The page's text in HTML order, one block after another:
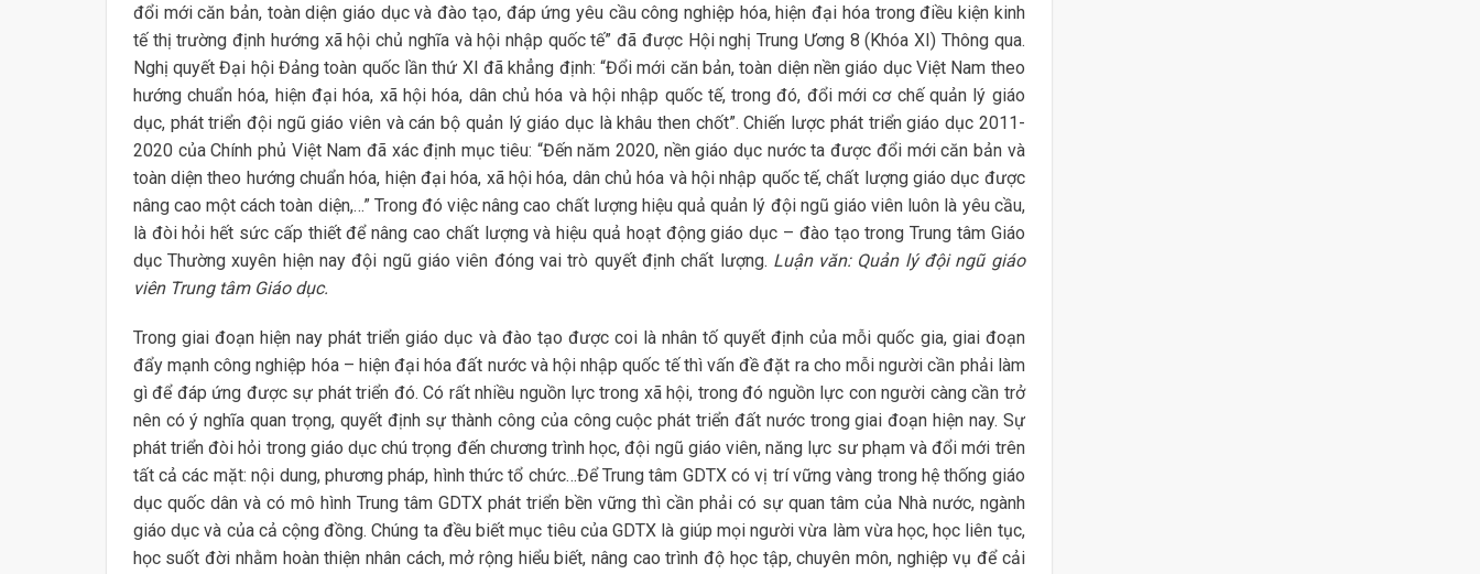
đổi mới căn bản, toàn diện giáo dục và đào tạo, đáp ứng yêu cầu công nghiệp hóa, hiện đại hóa trong điều kiện kinh
tế thị trường định hướng xã hội chủ nghĩa và hội nhập quốc tế” đã được Hội nghị Trung Ương 8 (Khóa XI) Thông qua.
Nghị quyết Đại hội Đảng toàn quốc lần thứ XI đã khẳng định: “Đổi mới căn bản, toàn diện nền giáo dục Việt Nam theo
hướng chuẩn hóa, hiện đại hóa, xã hội hóa, dân chủ hóa và hội nhập quốc tế, trong đó, đổi mới cơ chế quản lý giáo
dục, phát triển đội ngũ giáo viên và cán bộ quản lý giáo dục là khâu then chốt”. Chiến lược phát triển giáo dục 2011-
2020 của Chính phủ Việt Nam đã xác định mục tiêu: “Đến năm 2020, nền giáo dục nước ta được đổi mới căn bản và
toàn diện theo hướng chuẩn hóa, hiện đại hóa, xã hội hóa, dân chủ hóa và hội nhập quốc tế, chất lượng giáo dục được
nâng cao một cách toàn diện,…” Trong đó việc nâng cao chất lượng hiệu quả quản lý đội ngũ giáo viên luôn là yêu cầu,
là đòi hỏi hết sức cấp thiết để nâng cao chất lượng và hiệu quả hoạt động giáo dục – đào tạo trong Trung tâm Giáo
dục Thường xuyên hiện nay đội ngũ giáo viên đóng vai trò quyết định chất lượng. Luận văn: Quản lý đội ngũ giáo
viên Trung tâm Giáo dục.
Trong giai đoạn hiện nay phát triển giáo dục và đào tạo được coi là nhân tố quyết định của mỗi quốc gia, giai đoạn
đẩy mạnh công nghiệp hóa – hiện đại hóa đất nước và hội nhập quốc tế thì vấn đề đặt ra cho mỗi người cần phải làm
gì để đáp ứng được sự phát triển đó. Có rất nhiều nguồn lực trong xã hội, trong đó nguồn lực con người càng cần trở
nên có ý nghĩa quan trọng, quyết định sự thành công của công cuộc phát triển đất nước trong giai đoạn hiện nay. Sự
phát triển đòi hỏi trong giáo dục chú trọng đến chương trình học, đội ngũ giáo viên, năng lực sư phạm và đổi mới trên
tất cả các mặt: nội dung, phương pháp, hình thức tổ chức…Để Trung tâm GDTX có vị trí vững vàng trong hệ thống giáo
dục quốc dân và có mô hình Trung tâm GDTX phát triển bền vững thì cần phải có sự quan tâm của Nhà nước, ngành
giáo dục và của cả cộng đồng. Chúng ta đều biết mục tiêu của GDTX là giúp mọi người vừa làm vừa học, học liên tục,
học suốt đời nhằm hoàn thiện nhân cách, mở rộng hiểu biết, nâng cao trình độ học tập, chuyên môn, nghiệp vụ để cải